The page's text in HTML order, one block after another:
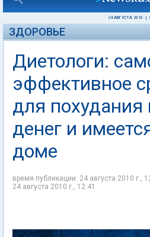
24 АВГУСТА 2010
ЗДОРОВЬЕ
Диетологи:
эффективное
для похудания
денег и
доме
время публикации: 24 августа 2010 г.,
24 августа 2010 г., 12:41